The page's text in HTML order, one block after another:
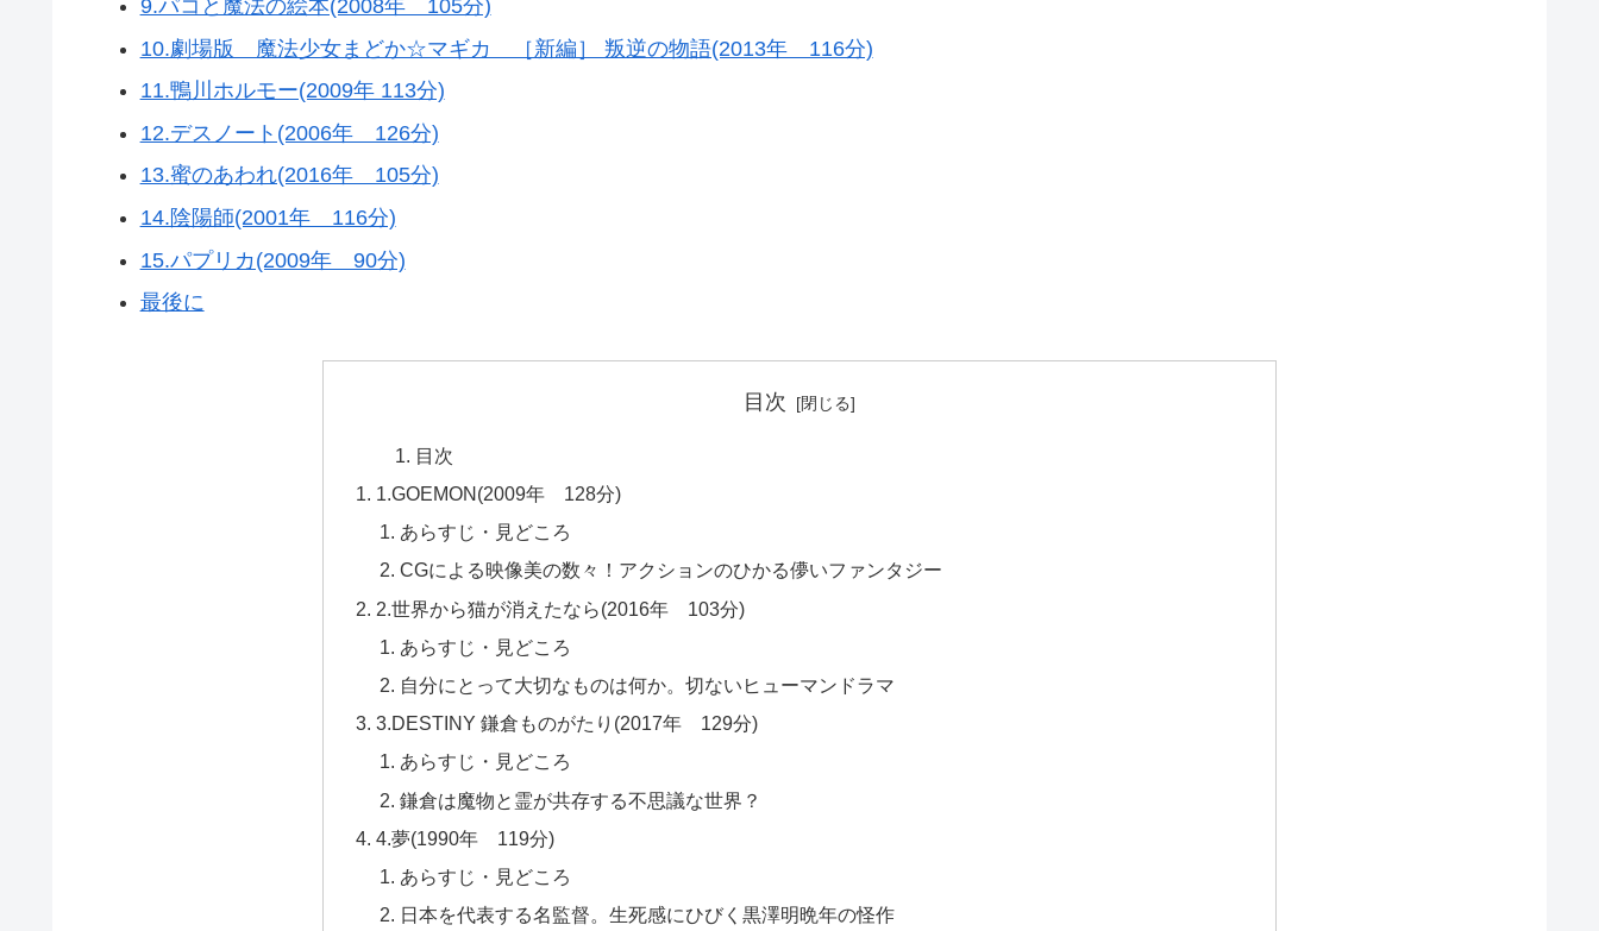
9.パコと魔法の絵本(2008年 105分)
10.劇場版 魔法少女まどか☆マギカ ［新編］ 叛逆の物語(2013年 116分)
11.鴨川ホルモー(2009年 113分)
12.デスノート(2006年 126分)
13.蜜のあわれ(2016年 105分)
14.陰陽師(2001年 116分)
15.パプリカ(2009年 90分)
最後に
目次
目次
1.GOEMON(2009年 128分)
あらすじ・見どころ
CGによる映像美の数々！アクションのひかる儚いファンタジー
2.世界から猫が消えたなら(2016年 103分)
あらすじ・見どころ
自分にとって大切なものは何か。切ないヒューマンドラマ
3.DESTINY 鎌倉ものがたり(2017年 129分)
あらすじ・見どころ
鎌倉は魔物と霊が共存する不思議な世界？
4.夢(1990年 119分)
あらすじ・見どころ
日本を代表する名監督。生死感にひびく黒澤明晩年の怪作